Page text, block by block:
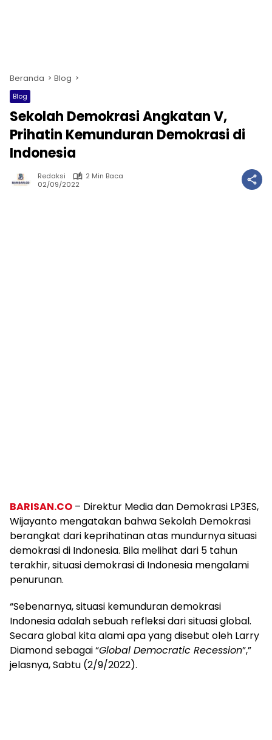
Beranda Blog
Blog
Sekolah Demokrasi Angkatan V,
Prihatin Kemunduran Demokrasi di
Indonesia
Redaksi
2 Min Baca
02/09/2022
BARISAN.CO – Direktur Media dan Demokrasi LP3ES,
Wijayanto mengatakan bahwa Sekolah Demokrasi
berangkat dari keprihatinan atas mundurnya situasi
demokrasi di Indonesia. Bila melihat dari 5 tahun
terakhir, situasi demokrasi di Indonesia mengalami
penurunan.
“Sebenarnya, situasi kemunduran demokrasi
Indonesia adalah sebuah refleksi dari situasi global.
Secara global kita alami apa yang disebut oleh Larry
Diamond sebagai “Global Democratic Recession”,”
jelasnya, Sabtu (2/9/2022).